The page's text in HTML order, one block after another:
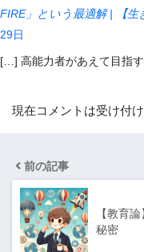
FIRE」という最適解 | 【
29日
[…] 高能力者があえて目指
現在コメントは受け付け
前の記事
【教育
秘密